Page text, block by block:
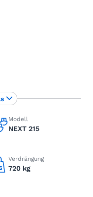
Modell
NEXT 215
Verdrängung
720 kg